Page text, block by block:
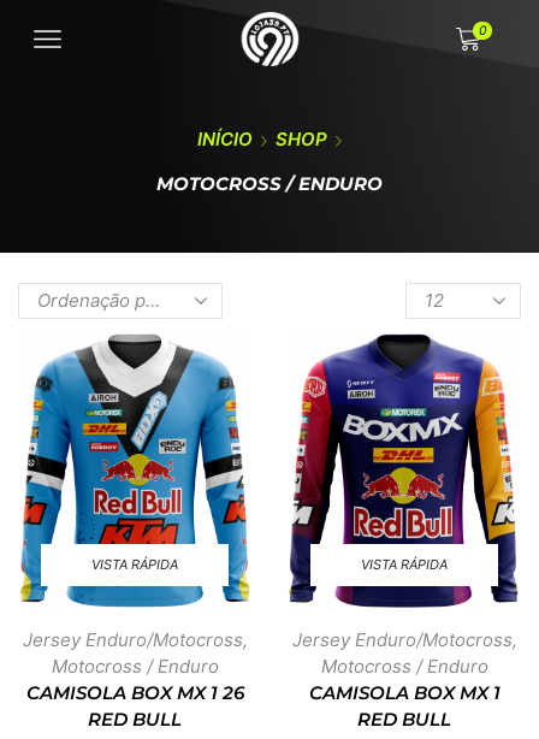
0
INÍCIO
SHOP
MOTOCROSS / ENDURO
VISTA RÁPIDA
Jersey Enduro/Motocross,
Motocross / Enduro
CAMISOLA BOX MX 1 26
RED BULL
VISTA RÁPIDA
Jersey Enduro/Motocross,
Motocross / Enduro
CAMISOLA BOX MX 1
RED BULL